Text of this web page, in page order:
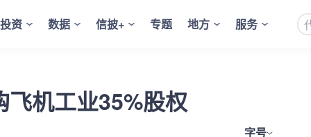
投资 数据 信披+ 专题 地方 服务
飞机工业35%股权
字号